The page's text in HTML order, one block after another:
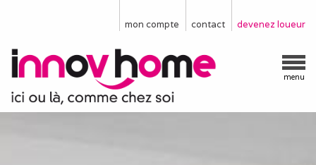
devenez loueur
contact
mon compte
menu